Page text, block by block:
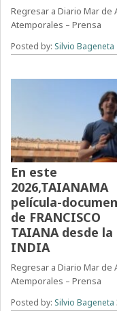
Regresar a Diario Mar de
Atemporales – Prensa
Posted by: Silvio Bageneta
En este
2026,TAIANAMA
película-
de FRANCISCO
TAIANA desde la
INDIA
Regresar a Diario Mar de
Atemporales – Prensa
Posted by: Silvio Bageneta